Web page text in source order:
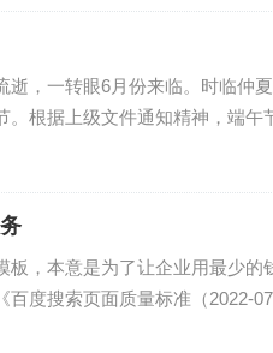
逝，一转眼6月份来临。时临仲
根据上级文件通知精神，端午
，本意是为了让企业用最少的
度搜索页面质量标准（2022-